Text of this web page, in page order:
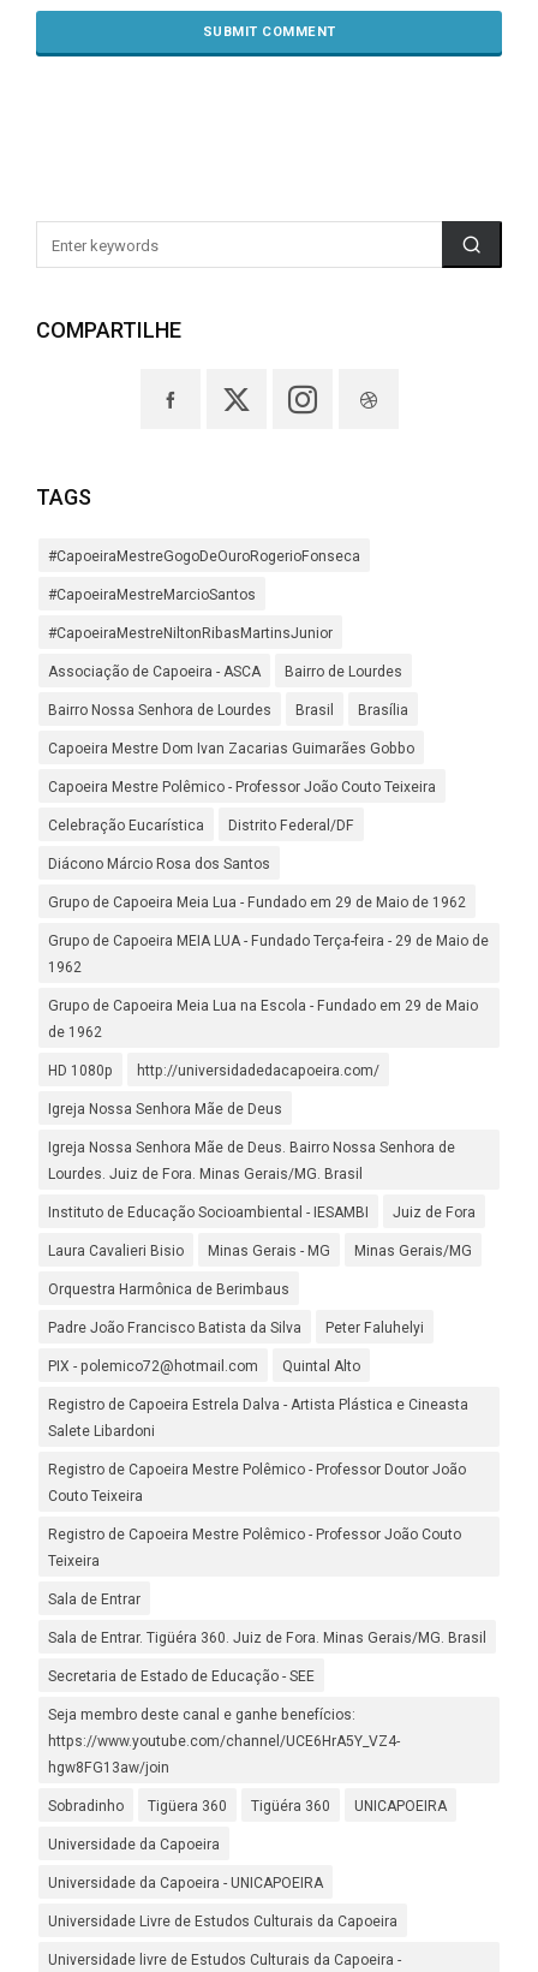
COMPARTILHE
TAGS
#CapoeiraMestreGogoDeOuroRogerioFonseca
#CapoeiraMestreMarcioSantos
#CapoeiraMestreNiltonRibasMartinsJunior
Associação de Capoeira - ASCA Bairro de Lourdes
Bairro Nossa Senhora de Lourdes Brasil Brasília
Capoeira Mestre Dom Ivan Zacarias Guimarães Gobbo
Capoeira Mestre Polêmico - Professor João Couto Teixeira
Celebração Eucarística Distrito Federal/DF
Diácono Márcio Rosa dos Santos
Grupo de Capoeira Meia Lua - Fundado em 29 de Maio de 1962
Grupo de Capoeira MEIA LUA - Fundado Terça-feira - 29 de Maio de
1962
Grupo de Capoeira Meia Lua na Escola - Fundado em 29 de Maio
de 1962
HD 1080p http://universidadedacapoeira.com/
Igreja Nossa Senhora Mãe de Deus
Igreja Nossa Senhora Mãe de Deus. Bairro Nossa Senhora de
Lourdes. Juiz de Fora. Minas Gerais/MG. Brasil
Instituto de Educação Socioambiental - IESAMBI Juiz de Fora
Laura Cavalieri Bisio Minas Gerais - MG Minas Gerais/MG
Orquestra Harmônica de Berimbaus
Padre João Francisco Batista da Silva Peter Faluhelyi
PIX - polemico72@hotmail.com Quintal Alto
Registro de Capoeira Estrela Dalva - Artista Plástica e Cineasta
Salete Libardoni
Registro de Capoeira Mestre Polêmico - Professor Doutor João
Couto Teixeira
Registro de Capoeira Mestre Polêmico - Professor João Couto
Teixeira
Sala de Entrar
Sala de Entrar. Tigüéra 360. Juiz de Fora. Minas Gerais/MG. Brasil
Secretaria de Estado de Educação - SEE
Seja membro deste canal e ganhe benefícios:
https://www.youtube.com/channel/UCE6HrA5Y_VZ4-
hgw8FG13aw/join
Sobradinho Tigüera 360 Tigüéra 360 UNICAPOEIRA
Universidade da Capoeira
Universidade da Capoeira - UNICAPOEIRA
Universidade Livre de Estudos Culturais da Capoeira
Universidade livre de Estudos Culturais da Capoeira -